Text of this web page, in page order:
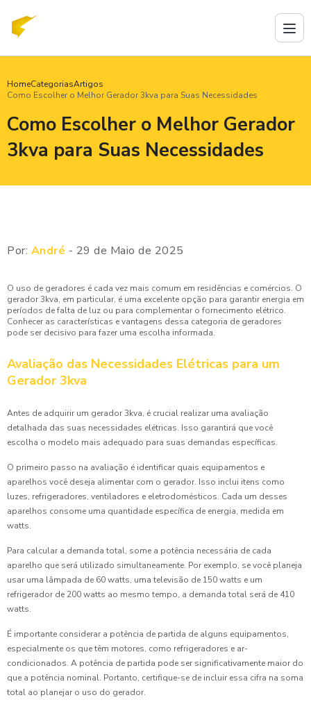
HomeCategoriasArtigos
Como Escolher o Melhor Gerador 3kva para Suas Necessidades
Como Escolher o Melhor Gerador
3kva para Suas Necessidades
Por: André - 29 de Maio de 2025
O uso de geradores é cada vez mais comum em residências e comércios. O
gerador 3kva, em particular, é uma excelente opção para garantir energia em
períodos de falta de luz ou para complementar o fornecimento elétrico.
Conhecer as características e vantagens dessa categoria de geradores
pode ser decisivo para fazer uma escolha informada.
Avaliação das Necessidades Elétricas para um
Gerador 3kva
Antes de adquirir um gerador 3kva, é crucial realizar uma avaliação
detalhada das suas necessidades elétricas. Isso garantirá que você
escolha o modelo mais adequado para suas demandas específicas.
O primeiro passo na avaliação é identificar quais equipamentos e
aparelhos você deseja alimentar com o gerador. Isso inclui itens como
luzes, refrigeradores, ventiladores e eletrodomésticos. Cada um desses
aparelhos consome uma quantidade específica de energia, medida em
watts.
Para calcular a demanda total, some a potência necessária de cada
aparelho que será utilizado simultaneamente. Por exemplo, se você planeja
usar uma lâmpada de 60 watts, uma televisão de 150 watts e um
refrigerador de 200 watts ao mesmo tempo, a demanda total será de 410
watts.
É importante considerar a potência de partida de alguns equipamentos,
especialmente os que têm motores, como refrigeradores e ar-
condicionados. A potência de partida pode ser significativamente maior do
que a potência nominal. Portanto, certifique-se de incluir essa cifra na soma
total ao planejar o uso do gerador.